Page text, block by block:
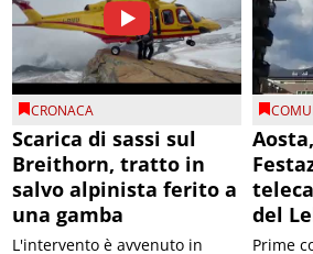
CRONACA
Scarica di sassi sul
Breithorn, tratto in
salvo alpinista ferito a
una gamba
L'intervento è avvenuto in
del
Prime